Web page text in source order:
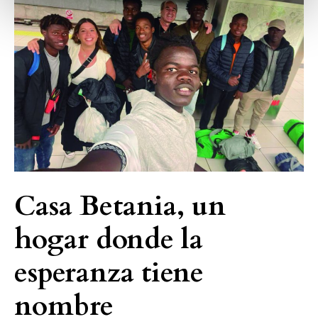
Casa Betania, un
hogar donde la
esperanza tiene
nombre
hogar
donde
esperanza
nombre